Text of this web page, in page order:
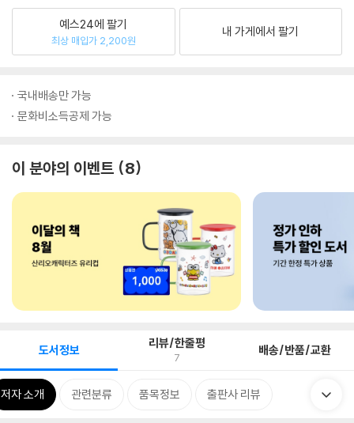
예스24에 팔기
최상 매입가 2,200원
내 가게에서 팔기
국내배송만 가능
문화비소득공제 가능
이 분야의 이벤트 8
도서정보 리뷰/한줄평
7 배송/반품/교환
저자 소개 관련분류 품목정보 출판사 리뷰